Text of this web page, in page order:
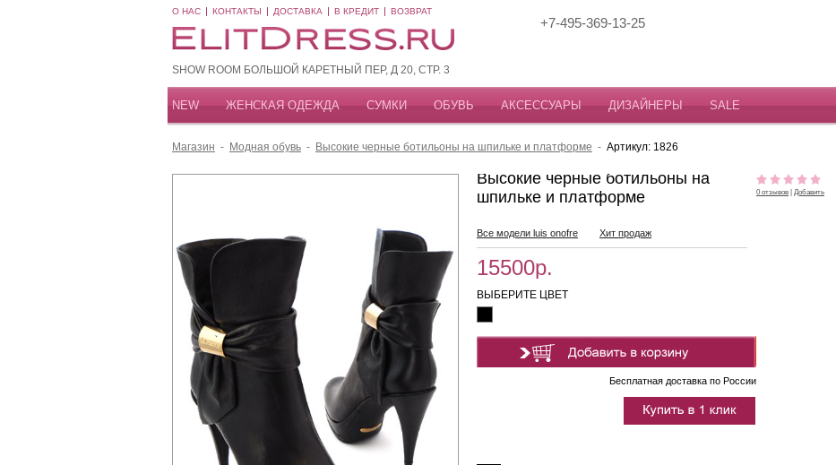
О НАС КОНТАКТЫ ДОСТАВКА В КРЕДИТ ВОЗВРАТ
SHOW ROOM БОЛЬШОЙ КАРЕТНЫЙ ПЕР, Д 20, СТР. 3
+7-495-369-13-25
NEW ЖЕНСКАЯ ОДЕЖДА СУМКИ ОБУВЬ АКСЕССУАРЫ ДИЗАЙНЕРЫ SALE
Магазин - Модная обувь - Высокие черные ботильоны на шпильке и платформе - Артикул: 1826
0 отзывов Добавить
Высокие черные ботильоны на
шпильке и платформе
Все модели luis onofre Хит продаж
15500р.
ВЫБЕРИТЕ ЦВЕТ
Бесплатная доставка по России